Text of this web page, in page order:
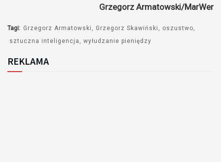
Grzegorz Armatowski/MarWer
Tagi: Grzegorz Armatowski Grzegorz Skawiński
oszustwo
sztuczna inteligencja
wyłudzanie pieniędzy
REKLAMA